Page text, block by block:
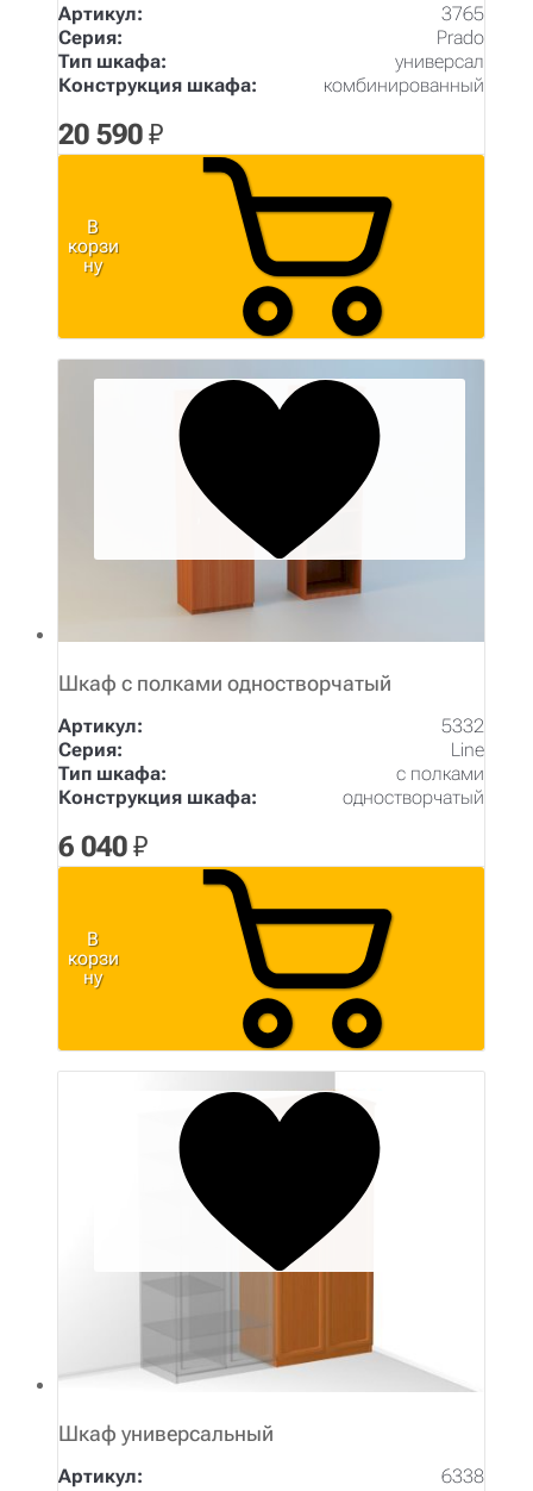
Артикул:
3765
Серия:
Prado
Тип шкафа:
универсал
Конструкция шкафа:
комбинированный
20 590₽
В
корзи
ну
Шкаф с полками одностворчатый
Артикул:
5332
Серия:
Line
Тип шкафа:
с полками
Конструкция шкафа:
одностворчатый
6 040₽
В
корзи
ну
Шкаф универсальный
Артикул:
6338